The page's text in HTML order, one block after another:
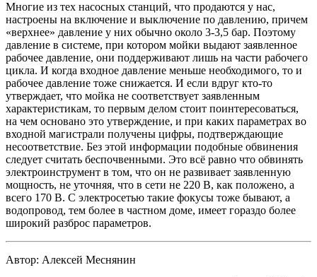
Многие из тех насосных станций, что продаются у нас,
настроены на включение и выключение по давлению, причем
«верхнее» давление у них обычно около 3-3,5 бар. Поэтому
давление в системе, при котором мойки выдают заявленное
рабочее давление, они поддерживают лишь на части рабочего
цикла. И когда входное давление меньше необходимого, то и
рабочее давление тоже снижается. И если вдруг кто-то
утверждает, что мойка не соответствует заявленным
характеристикам, то первым делом стоит поинтересоваться,
на чем основано это утверждение, и при каких параметрах во
входной магистрали получены цифры, подтверждающие
несоответствие. Без этой информации подобные обвинения
следует считать беспочвенными. Это всё равно что обвинять
электроинструмент в том, что он не развивает заявленную
мощность, не уточняя, что в сети не 220 В, как положено, а
всего 170 В. С электросетью такие фокусы тоже бывают, а
водопровод, тем более в частном доме, имеет гораздо более
широкий разброс параметров.
Автор: Алексей Меснянин